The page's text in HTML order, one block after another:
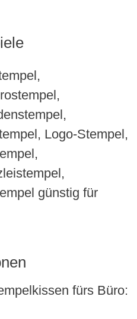
Logo-Stempel,
günstig für
fürs Büro: